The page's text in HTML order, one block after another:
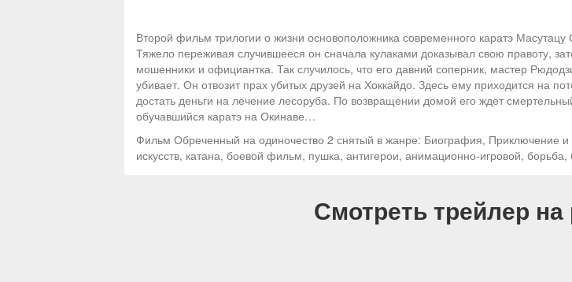
Второй фильм трилогии о жизни основоположника современного каратэ
Тяжело переживая случившееся он сначала кулаками доказывал свою правоту,
мошенники и официантка. Так случилось, что его давний соперник, мастер
убивает. Он отвозит прах убитых друзей на Хоккайдо. Здесь ему приходится на
достать деньги на лечение лесоруба. По возвращении домой его ждет
обучавшийся каратэ на Окинаве…
Фильм Обреченный на одиночество 2 снятый в жанре: Биография, Приключение
искусств, катана, боевой фильм, пушка, антигерои, анимационно-игровой,
Смотреть трейлер